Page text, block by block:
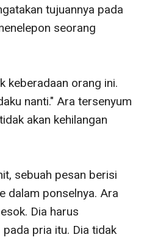
tujuannya pada
seorang
keberadaan orang ini.
nanti." Ara tersenyum
akan kehilangan
sebuah pesan berisi
dalam ponselnya. Ara
Dia harus
pria itu. Dia tidak